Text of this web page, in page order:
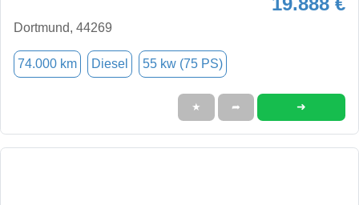
Dortmund, 44269
74.000 km Diesel 55 kw (75 PS)
★ ➦ ➜